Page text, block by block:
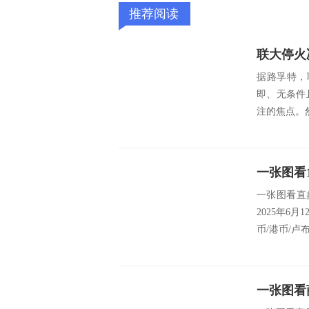
推荐阅读
据路孚特
即、无条
注的焦点。
一张图看
2025年6月
币/港币/卢